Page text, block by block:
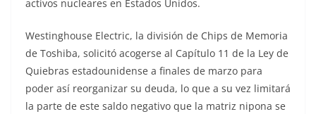
activos nucleares en Estados Unidos.
Westinghouse Electric, la división de Chips de Memoria
de Toshiba, solicitó acogerse al Capítulo 11 de la Ley de
Quiebras estadounidense a finales de marzo para
poder así reorganizar su deuda, lo que a su vez limitará
la parte de este saldo negativo que la matriz nipona se